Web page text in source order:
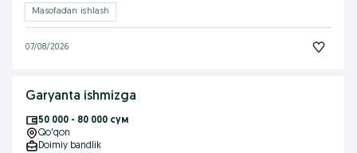
Masofadan ishlash
07/08/2026
Garyanta ishmizga
50 000 - 80 000 сум
Qo'qon
Doimiy bandlik